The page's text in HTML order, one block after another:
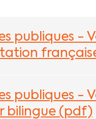
publiques -
publiques -
bilingue (pdf)